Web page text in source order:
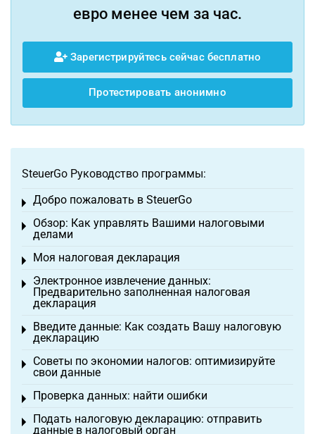
евро менее чем за час.
Зарегистрируйтесь сейчас бесплатно
Протестировать анонимно
SteuerGo Руководство программы:
Добро пожаловать в SteuerGo
Toggle menu
Обзор: Как управлять Вашими налоговыми
делами
Toggle menu
Моя налоговая декларация
Toggle menu
Электронное извлечение данных:
Предварительно заполненная налоговая
декларация
Toggle menu
Введите данные: Как создать Вашу налоговую
декларацию
Toggle menu
Советы по экономии налогов: оптимизируйте
свои данные
Toggle menu
Проверка данных: найти ошибки
Toggle menu
Подать налоговую декларацию: отправить
данные в налоговый орган
Toggle menu